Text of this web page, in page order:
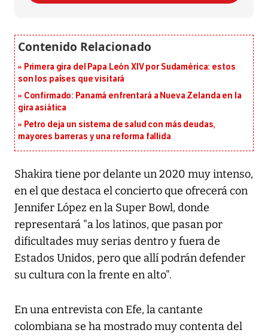
Primera gira del Papa León XIV por Sudamérica: estos
son los países que visitará
Confirmado: Panamá enfrentará a Nueva Zelanda en la
gira asiática
Petro deja un sistema de salud con más deudas,
mayores barreras y una reforma fallida
Shakira tiene por delante un 2020 muy intenso,
en el que destaca el concierto que ofrecerá con
Jennifer López en la Super Bowl, donde
representará "a los latinos, que pasan por
dificultades muy serias dentro y fuera de
Estados Unidos, pero que allí podrán defender
su cultura con la frente en alto".
En una entrevista con Efe, la cantante
colombiana se ha mostrado muy contenta del